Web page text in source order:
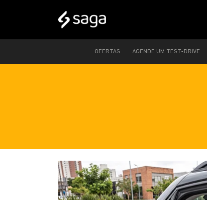
OFERTAS AGENDE UM TEST-DRIVE